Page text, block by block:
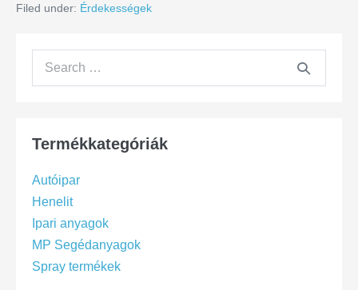
Filed under: Érdekességek
Termékkategóriák
Autóipar
Henelit
Ipari anyagok
MP Segédanyagok
Spray termékek